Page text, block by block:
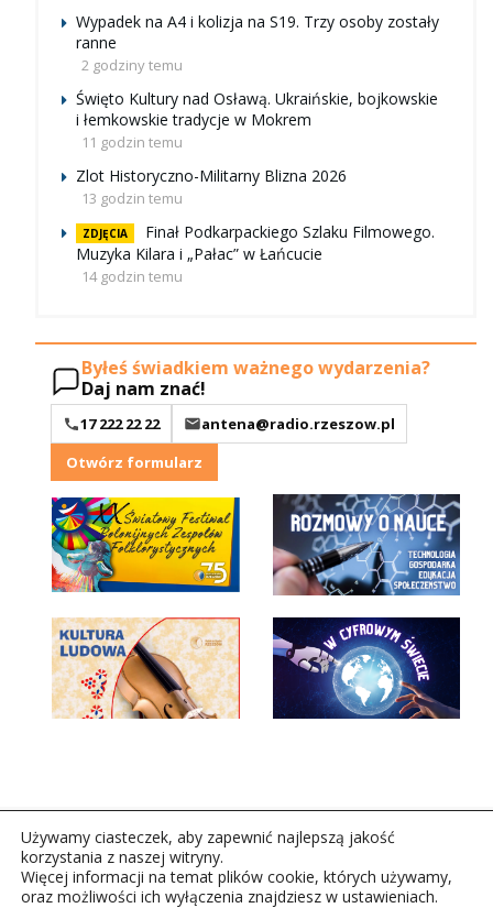
Wypadek na A4 i kolizja na S19. Trzy osoby zostały
ranne
2 godziny temu
Święto Kultury nad Osławą. Ukraińskie, bojkowskie
i łemkowskie tradycje w Mokrem
11 godzin temu
Zlot Historyczno-Militarny Blizna 2026
13 godzin temu
ZDJĘCIA
Finał Podkarpackiego Szlaku Filmowego.
Muzyka Kilara i „Pałac” w Łańcucie
14 godzin temu
Byłeś świadkiem ważnego wydarzenia?
Daj nam znać!
17 222 22 22
antena@radio.rzeszow.pl
Otwórz formularz
Używamy ciasteczek, aby zapewnić najlepszą jakość
korzystania z naszej witryny.
Więcej informacji na temat plików cookie, których używamy,
oraz możliwości ich wyłączenia znajdziesz w ustawieniach.